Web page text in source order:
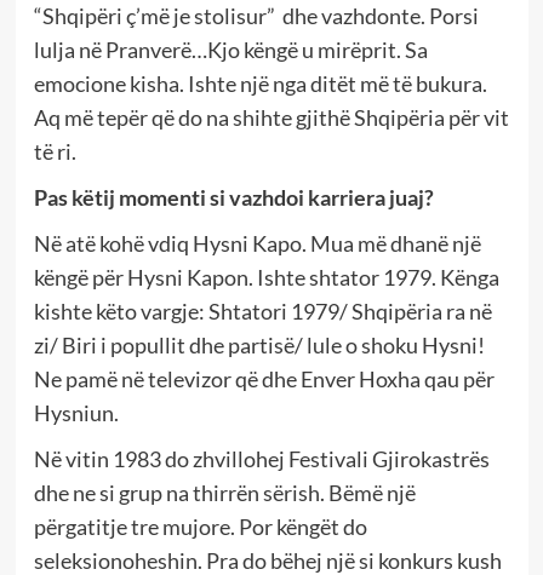
“Shqipëri ç’më je stolisur” dhe vazhdonte. Porsi
lulja në Pranverë…Kjo këngë u mirëprit. Sa
emocione kisha. Ishte një nga ditët më të bukura.
Aq më tepër që do na shihte gjithë Shqipëria për vit
të ri.
Pas këtij momenti si vazhdoi karriera juaj?
Në atë kohë vdiq Hysni Kapo. Mua më dhanë një
këngë për Hysni Kapon. Ishte shtator 1979. Kënga
kishte këto vargje: Shtatori 1979/ Shqipëria ra në
zi/ Biri i popullit dhe partisë/ lule o shoku Hysni!
Ne pamë në televizor që dhe Enver Hoxha qau për
Hysniun.
Në vitin 1983 do zhvillohej Festivali Gjirokastrës
dhe ne si grup na thirrën sërish. Bëmë një
përgatitje tre mujore. Por këngët do
seleksionoheshin. Pra do bëhej një si konkurs kush